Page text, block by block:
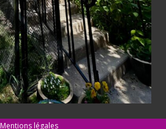
Mentions légales